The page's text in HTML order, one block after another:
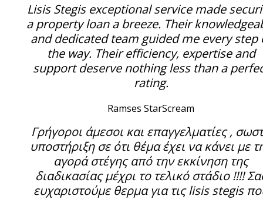
Lisis Stegis exceptional service made
a property loan a breeze. Their
and dedicated team guided me every step
the way. Their efficiency, expertise and
support deserve nothing less than a
rating.
Ramses StarScream
Γρήγοροι άμεσοι και επαγγελματίες ,
υποστήριξη σε ότι θέμα έχει να κάνει με
αγορά στέγης από την εκκίνηση της
διαδικασίας μέχρι το τελικό στάδιο !!!!
ευχαριστούμε θερμα για τις lisis stegis